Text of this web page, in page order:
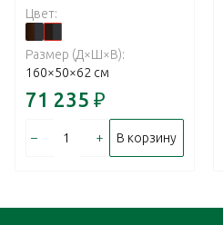
Цвет:
Размер (Д×Ш×В):
160×50×62 см
71 235 ₽
– + В корзину